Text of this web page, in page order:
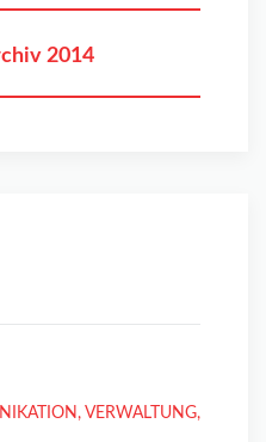
2014
VERWALTUNG,